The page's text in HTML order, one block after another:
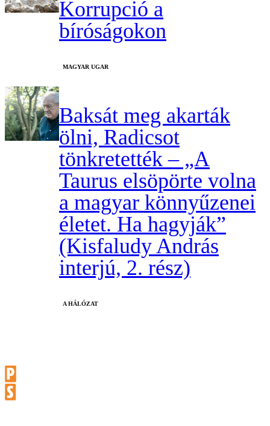
Korrupció a
bíróságokon
MAGYAR UGAR
Baksát meg akarták
ölni, Radicsot
tönkretették – „A
Taurus elsöpörte volna
a magyar könnyűzenei
életet. Ha hagyják”
(Kisfaludy András
interjú, 2. rész)
A HÁLÓZAT